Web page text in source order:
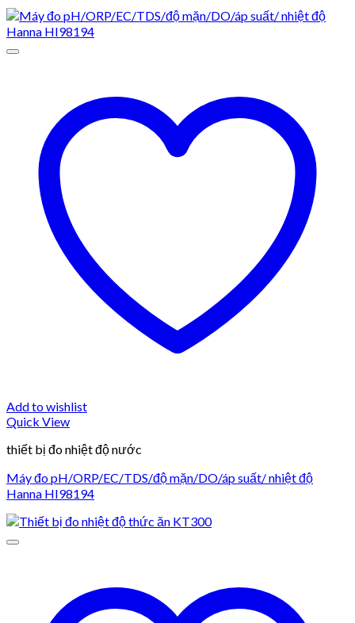
Add to wishlist
Quick View
thiết bị đo nhiệt độ nước
Máy đo pH/ORP/EC/TDS/độ mặn/DO/áp suất/ nhiệt độ
Hanna HI98194